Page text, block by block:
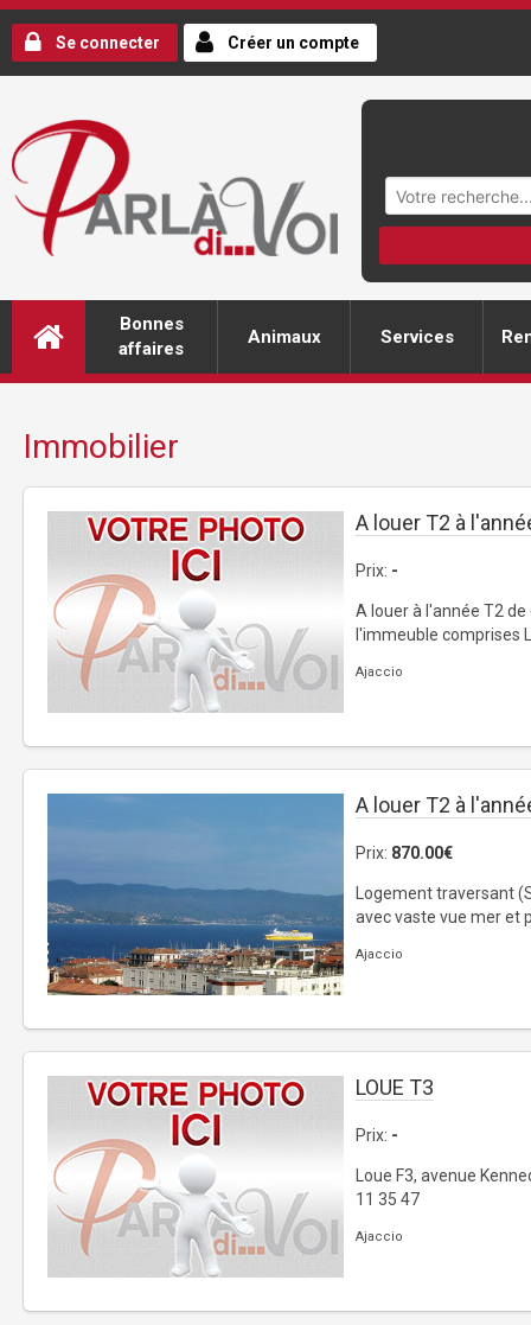
Se connecter Créer un compte
Bonnes
affaires
Animaux Services
Immobilier
A louer T2 à
Prix: -
A louer à l'année T2
l'immeuble comprises
Ajaccio
A louer T2 à
Prix: 870.00€
Logement traversant
avec vaste vue mer et
Ajaccio
LOUE T3
Prix: -
Loue F3, avenue
11 35 47
Ajaccio